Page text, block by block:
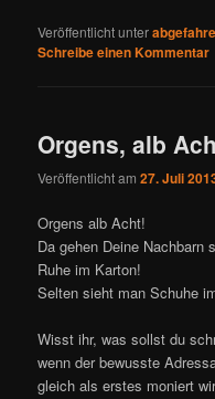
Veröffentlicht unter
Schreibe einen Kommentar
Orgens, alb
Veröffentlicht am27. Juli
Orgens alb Acht!
Da gehen Deine Nachbarn
Ruhe im Karton!
Selten sieht man Schuhe
Wisst ihr, was sollst du
wenn der bewusste
gleich als erstes moniert